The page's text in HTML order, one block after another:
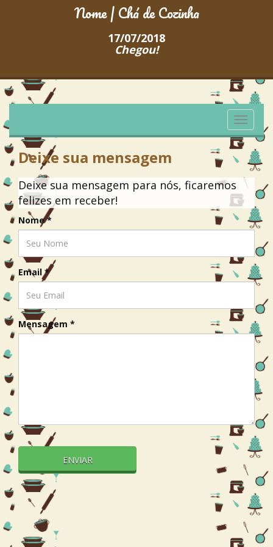
Nome | Chá de Cozinha
17/07/2018
Chegou!
Toggle
Deixe sua mensagem
Deixe sua mensagem para nós, ficaremos
felizes em receber!
Nome*
Email*
Mensagem *
ENVIAR